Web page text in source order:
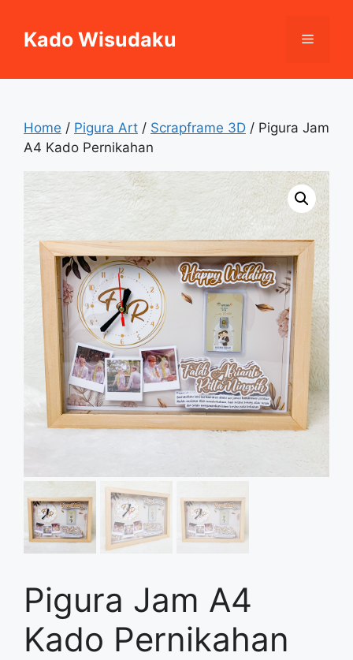
contentKado Wisudaku Menu
Home / Pigura Art / Scrapframe 3D / Pigura Jam
A4 Kado Pernikahan
Pigura Jam A4
Kado Pernikahan